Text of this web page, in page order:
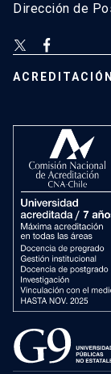
Dirección de
ACREDITACIÓN